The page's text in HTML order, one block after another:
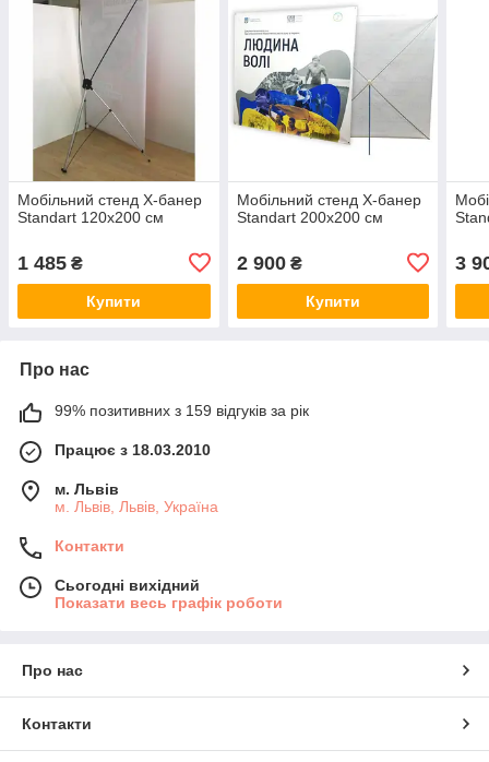
Мобільний стенд X-банер
Standart 120х200 см
1 485 ₴
Купити
Мобільний стенд X-банер
Standart 200х200 см
2 900₴
Купити
3
Про нас
99% позитивних з 159 відгуків за рік
Працює з 18.03.2010
м. Львів
м. Львів, Львів, Україна
Контакти
Сьогодні вихідний
Показати весь графік роботи
Про нас
Контакти